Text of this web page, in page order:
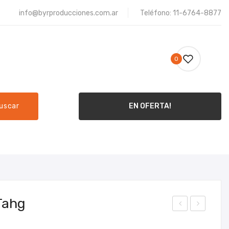
info@byrproducciones.com.ar Teléfono: 11-6764-8877
0
EN OFERTA!